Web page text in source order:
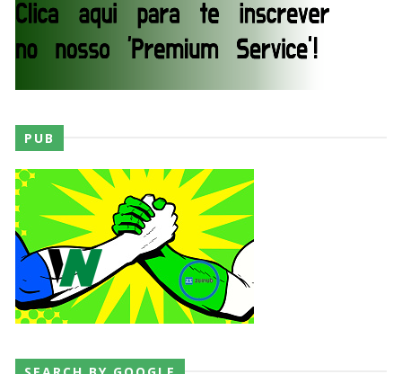
VITÓRIA IMPRESSIONANTE E DESAFIO LANÇADO
PARA O ALL IN: Willow Nightingale e The
Mexico
VAGA GARANTIDA NO CASINO GAUNTLET:
Andrade El Idolo vence combate de tripla
ameaça no Grand Slam Mexico e é brutalizado
por MJF
Unknown-Aug 06 2026
CAOS NO GRAND SLAM MEXICO: The Death
Riders vencem confronto caótico após confusão
entre Adam Copeland e Young Bucks
Unknown-Aug 06 2026
PUB